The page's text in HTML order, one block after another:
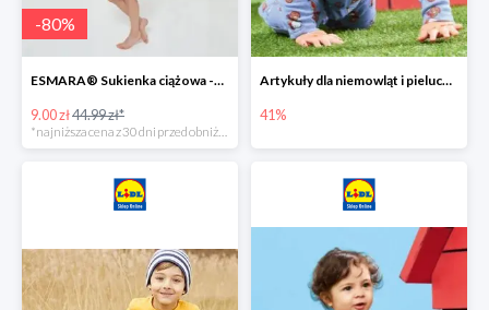
-80%
ESMARA® Sukienka ciążowa -79%
9.00 zł44.99 zł*
Artykuły dla niemowląt i pieluchy w Lidlu Online do -41%
41%